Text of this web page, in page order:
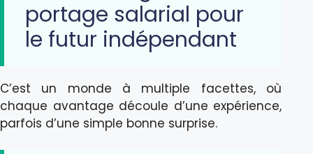
portage salarial pour
le futur indépendant
C’est un monde à multiple facettes, où
chaque avantage découle d’une expérience,
parfois d’une simple bonne surprise.